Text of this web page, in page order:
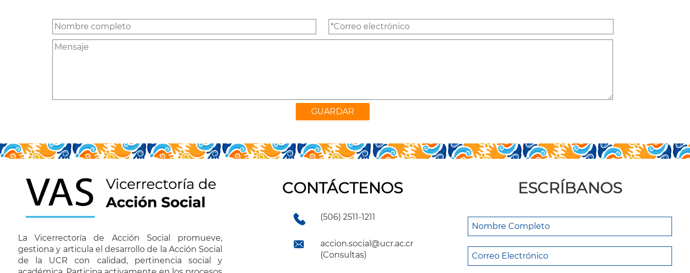
La Vicerrectoría de Acción Social promueve,
gestiona y articula el desarrollo de la Acción Social
de la UCR con calidad, pertinencia social y
CONTÁCTENOS
(506) 2511-1211
accion.social@ucr.ac.cr
(Consultas)
ESCRÍBANOS